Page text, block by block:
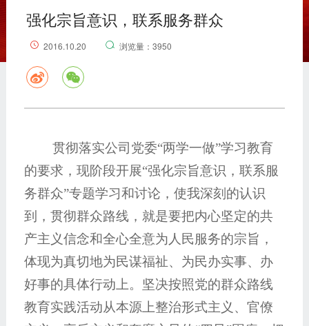
强化宗旨意识，联系服务群众
2016.10.20 浏览量：3950
贯彻落实公司党委“两学一做”学习教育
的要求，现阶段开展“强化宗旨意识，联系服
务群众”专题学习和讨论，使我深刻的认识
到，贯彻群众路线，就是要把内心坚定的共
产主义信念和全心全意为人民服务的宗旨，
体现为真切地为民谋福祉、为民办实事、办
好事的具体行动上。坚决按照党的群众路线
教育实践活动从本源上整治形式主义、官僚